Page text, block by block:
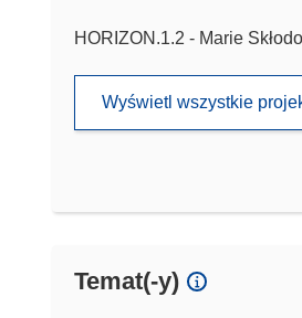
HORIZON.1.2 - Marie
Wyświetl wszystkie
Temat(-y)